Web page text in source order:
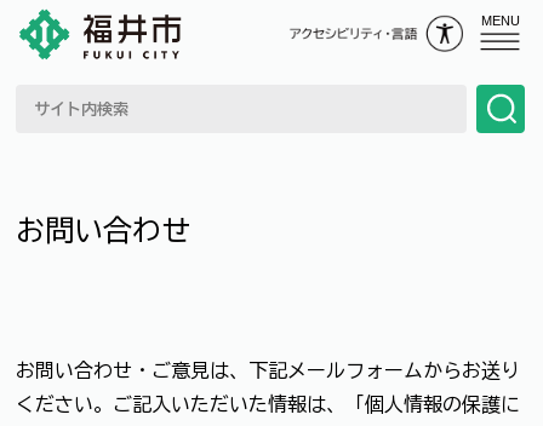
MENU
お問い合わせ
お問い合わせ・ご意見は、下記メールフォームからお送り
ください。ご記入いただいた情報は、「個人情報の保護に